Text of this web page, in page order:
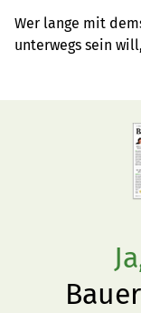
Wer lange mit
unterwegs sein